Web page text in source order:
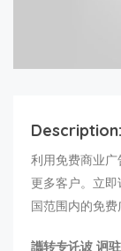
Description:
利用免费商业
更多客户。立
国范围内的免费
讗转专讬诐 诇